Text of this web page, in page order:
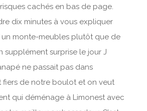
cachés en bas de page.
dix minutes à vous expliquer
monte-meubles plutôt que de
supplément surprise le jour J
ne passait pas dans
fiers de notre boulot et on veut
qui déménage à Limonest avec